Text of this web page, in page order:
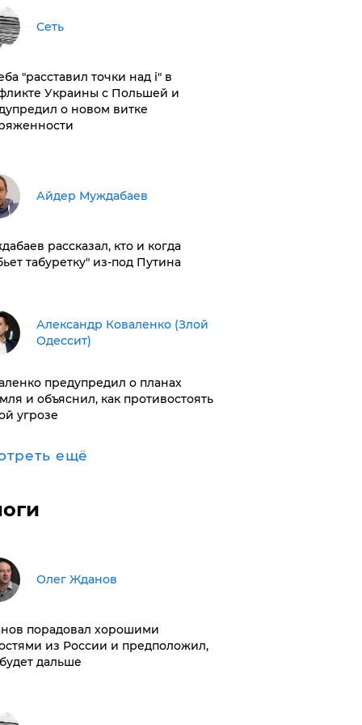
Сеть
"расставил точки над і" в
Украины с Польшей и
о новом витке
Айдер Муждабаев
рассказал, кто и когда
табуретку" из-под Путина
Александр Коваленко (Злой
Одессит)
предупредил о планах
и объяснил, как противостоять
угрозе
ещё
Олег Жданов
порадовал хорошими
из России и предположил,
дальше